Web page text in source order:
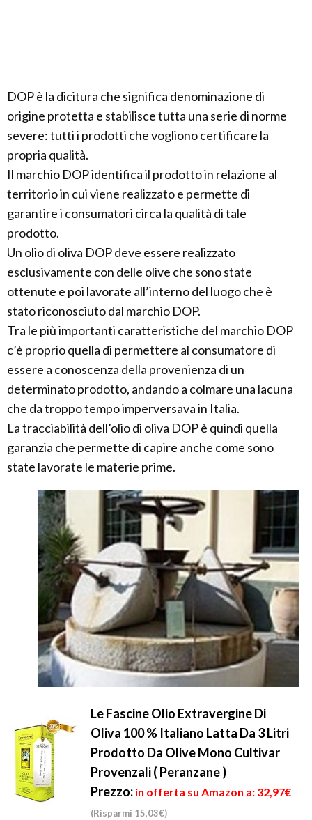
DOP è la dicitura che significa denominazione di
origine protetta e stabilisce tutta una serie di norme
severe: tutti i prodotti che vogliono certificare la
propria qualità.
Il marchio DOP identifica il prodotto in relazione al
territorio in cui viene realizzato e permette di
garantire i consumatori circa la qualità di tale
prodotto.
Un olio di oliva DOP deve essere realizzato
esclusivamente con delle olive che sono state
ottenute e poi lavorate all’interno del luogo che è
stato riconosciuto dal marchio DOP.
Tra le più importanti caratteristiche del marchio DOP
c’è proprio quella di permettere al consumatore di
essere a conoscenza della provenienza di un
determinato prodotto, andando a colmare una lacuna
che da troppo tempo imperversava in Italia.
La tracciabilità dell’olio di oliva DOP è quindi quella
garanzia che permette di capire anche come sono
state lavorate le materie prime.
Le Fascine Olio Extravergine Di
Oliva 100 % Italiano Latta Da 3 Litri
Prodotto Da Olive Mono Cultivar
Provenzali ( Peranzane )
Prezzo: in offerta su Amazon a: 32,97€
(Risparmi 15,03€)